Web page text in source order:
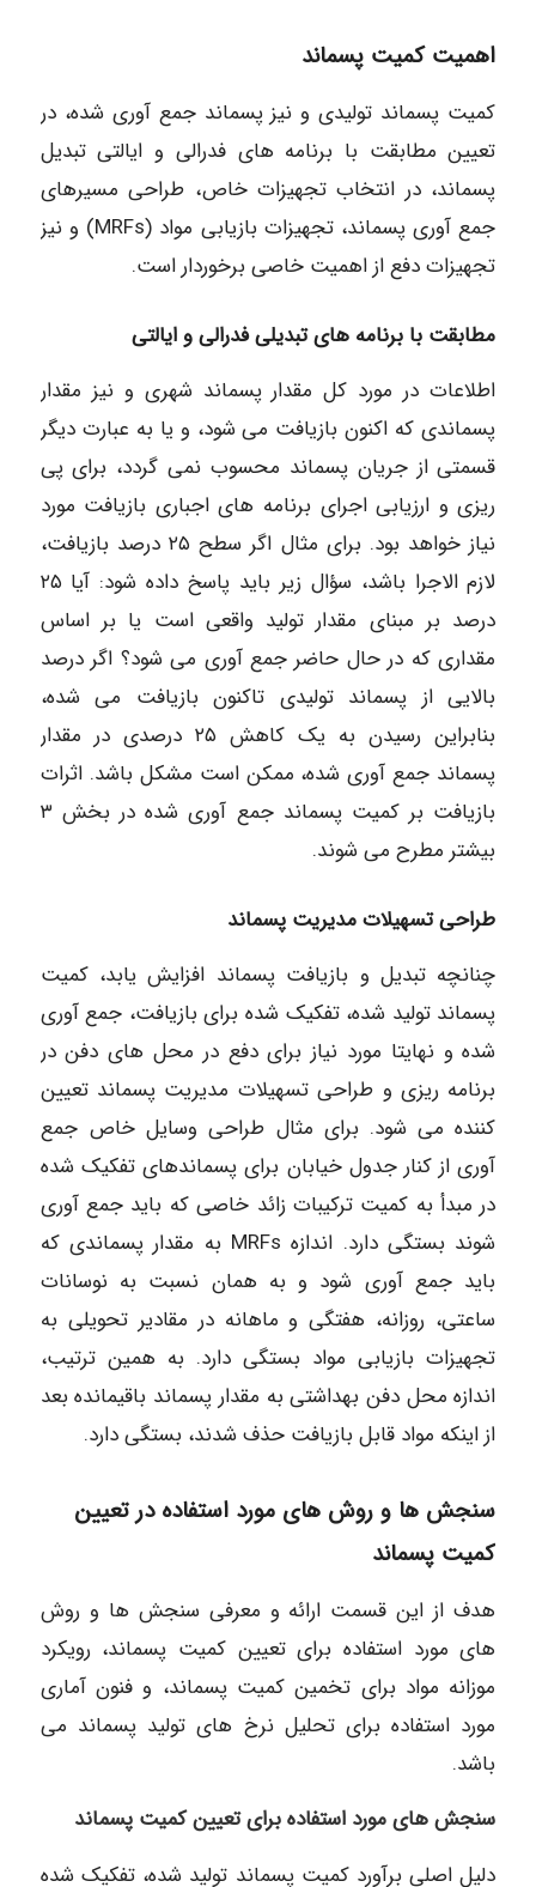
اهمیت کمیت پسماند
کمیت پسماند تولیدی و نیز پسماند جمع آوری شده، در
تعیین مطابقت با برنامه های فدرالی و ایالتی تبدیل
پسماند، در انتخاب تجهیزات خاص، طراحی مسیرهای
جمع آوری پسماند، تجهیزات بازیابی مواد (MRFs) و نیز
تجهیزات دفع از اهمیت خاصی برخوردار است.
مطابقت با برنامه های تبدیلی فدرالی و ایالتی
اطلاعات در مورد کل مقدار پسماند شهری و نیز مقدار
پسماندی که اکنون بازیافت می شود، و یا به عبارت دیگر
قسمتی از جریان پسماند محسوب نمی گردد، برای پی
ریزی و ارزیابی اجرای برنامه های اجباری بازیافت مورد
نیاز خواهد بود. برای مثال اگر سطح ۲۵ درصد بازیافت،
لازم الاجرا باشد، سؤال زیر باید پاسخ داده شود: آیا ۲۵
درصد بر مبنای مقدار تولید واقعی است یا بر اساس
مقداری که در حال حاضر جمع آوری می شود؟ اگر درصد
بالایی از پسماند تولیدی تاکنون بازیافت می شده،
بنابراین رسیدن به یک کاهش ۲۵ درصدی در مقدار
پسماند جمع آوری شده، ممکن است مشکل باشد. اثرات
بازیافت بر کمیت پسماند جمع آوری شده در بخش ۳
بیشتر مطرح می شوند.
طراحی تسهیلات مدیریت پسماند
چنانچه تبدیل و بازیافت پسماند افزایش یابد، کمیت
پسماند تولید شده، تفکیک شده برای بازیافت، جمع آوری
شده و نهایتا مورد نیاز برای دفع در محل های دفن در
برنامه ریزی و طراحی تسهیلات مدیریت پسماند تعیین
کننده می شود. برای مثال طراحی وسایل خاص جمع
آوری از کنار جدول خیابان برای پسماندهای تفکیک شده
در مبدأ به کمیت ترکیبات زائد خاصی که باید جمع آوری
شوند بستگی دارد. اندازه MRFs به مقدار پسماندی که
باید جمع آوری شود و به همان نسبت به نوسانات
ساعتی، روزانه، هفتگی و ماهانه در مقادیر تحویلی به
تجهیزات بازیابی مواد بستگی دارد. به همین ترتیب،
اندازه محل دفن بهداشتی به مقدار پسماند باقیمانده بعد
از اینکه مواد قابل بازیافت حذف شدند، بستگی دارد.
سنجش ها و روش های مورد استفاده در تعیین
کمیت پسماند
هدف از این قسمت ارائه و معرفی سنجش ها و روش
های مورد استفاده برای تعیین کمیت پسماند، رویکرد
موزانه مواد برای تخمین کمیت پسماند، و فنون آماری
مورد استفاده برای تحلیل نرخ های تولید پسماند می
باشد.
سنجش های مورد استفاده برای تعیین کمیت پسماند
دلیل اصلی برآورد کمیت پسماند تولید شده، تفکیک شده